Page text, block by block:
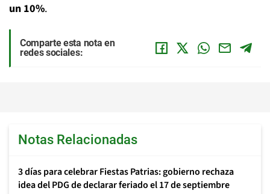
un 10%.
Comparte esta nota en
redes sociales:
Notas Relacionadas
3 días para celebrar Fiestas Patrias: gobierno rechaza
idea del PDG de declarar feriado el 17 de septiembre